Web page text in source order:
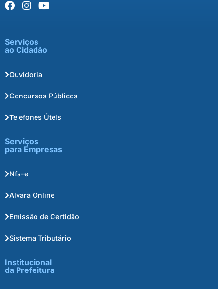
Serviços
ao Cidadão
Ouvidoria
Concursos Públicos
Telefones Úteis
Serviços
para Empresas
Nfs-e
Alvará Online
Emissão de Certidão
Sistema Tributário
Institucional
da Prefeitura